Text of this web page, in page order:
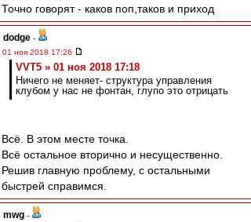
Точно говорят - каков поп,таков и приход
dodge -
01 ноя 2018 17:26
VVT5 » 01 ноя 2018 17:18
Ничего не меняет- структура управления
клубом у нас не фонтан, глупо это отрицать
Всё. В этом месте точка.
Всё остальное вторично и несущественно.
Решив главную проблему, с остальными
быстрей справимся.
mwg -